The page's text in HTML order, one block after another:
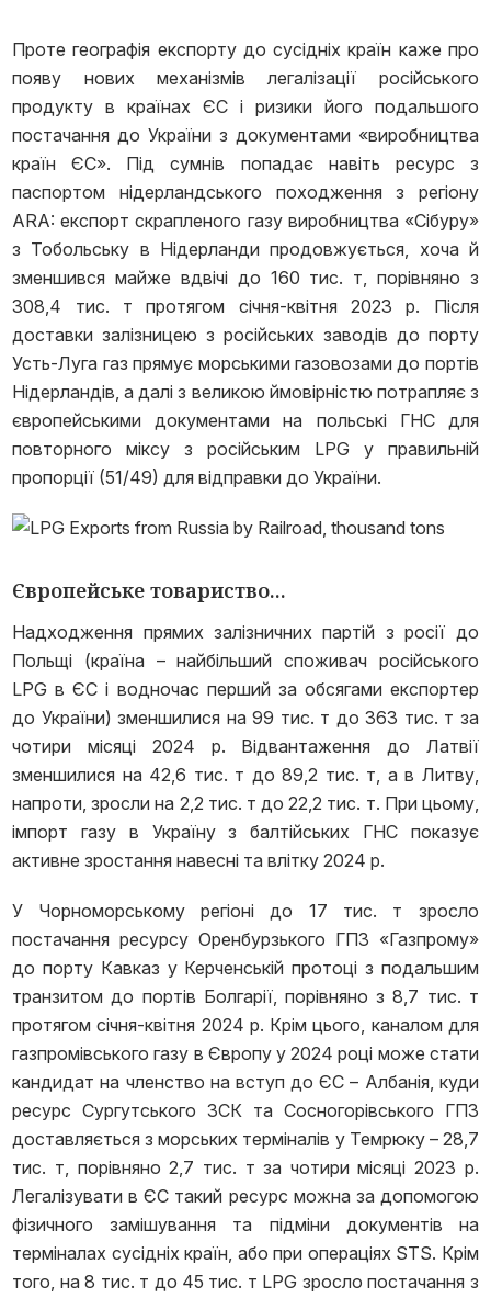
Проте географія експорту до сусідніх країн каже про
появу нових механізмів легалізації російського
продукту в країнах ЄС і ризики його подальшого
постачання до України з документами «виробництва
країн ЄС». Під сумнів попадає навіть ресурс з
паспортом нідерландського походження з регіону
ARA: експорт скрапленого газу виробництва «Сібуру»
з Тобольську в Нідерланди продовжується, хоча й
зменшився майже вдвічі до 160 тис. т, порівняно з
308,4 тис. т протягом січня-квітня 2023 р. Після
доставки залізницею з російських заводів до порту
Усть-Луга газ прямує морськими газовозами до портів
Нідерландів, а далі з великою ймовірністю потрапляє з
європейськими документами на польські ГНС для
повторного міксу з російським LPG у правильній
пропорції (51/49) для відправки до України.
Європейське товариство...
Надходження прямих залізничних партій з росії до
Польщі (країна – найбільший споживач російського
LPG в ЄС і водночас перший за обсягами експортер
до України) зменшилися на 99 тис. т до 363 тис. т за
чотири місяці 2024 р. Відвантаження до Латвії
зменшилися на 42,6 тис. т до 89,2 тис. т, а в Литву,
напроти, зросли на 2,2 тис. т до 22,2 тис. т. При цьому,
імпорт газу в Україну з балтійських ГНС показує
активне зростання навесні та влітку 2024 р.
У Чорноморському регіоні до 17 тис. т зросло
постачання ресурсу Оренбурзького ГПЗ «Газпрому»
до порту Кавказ у Керченській протоці з подальшим
транзитом до портів Болгарії, порівняно з 8,7 тис. т
протягом січня-квітня 2024 р. Крім цього, каналом для
газпромівського газу в Європу у 2024 році може стати
кандидат на членство на вступ до ЄС – Албанія, куди
ресурс Сургутського ЗСК та Сосногорівського ГПЗ
доставляється з морських терміналів у Темрюку – 28,7
тис. т, порівняно 2,7 тис. т за чотири місяці 2023 р.
Легалізувати в ЄС такий ресурс можна за допомогою
фізичного замішування та підміни документів на
терміналах сусідніх країн, або при операціях STS. Крім
того, на 8 тис. т до 45 тис. т LPG зросло постачання з